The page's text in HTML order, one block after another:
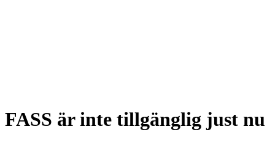
FASS är inte tillgänglig just nu